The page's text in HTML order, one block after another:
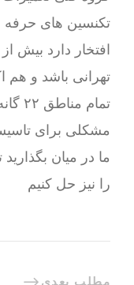
تکنسین های حرفه
تهرانی باشد و هم
مشکلی برای
ما در میان
را نیز حل کنیم
مطلب بعدی